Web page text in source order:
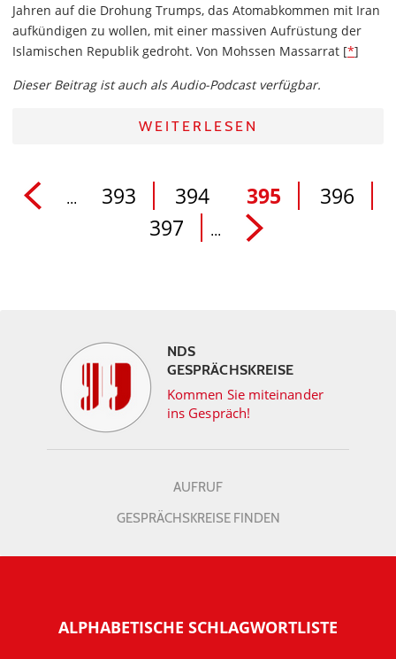
Jahren auf die Drohung Trumps, das Atomabkommen mit Iran
aufkündigen zu wollen, mit einer massiven Aufrüstung der
Islamischen Republik gedroht. Von Mohssen Massarrat [*]
Dieser Beitrag ist auch als Audio-Podcast verfügbar.
WEITERLESEN
... 393 394 395
396
397
...
NDS
GESPRÄCHSKREISE
Kommen Sie miteinander
ins Gespräch!
AUFRUF
GESPRÄCHSKREISE FINDEN
ALPHABETISCHE SCHLAGWORTLISTE